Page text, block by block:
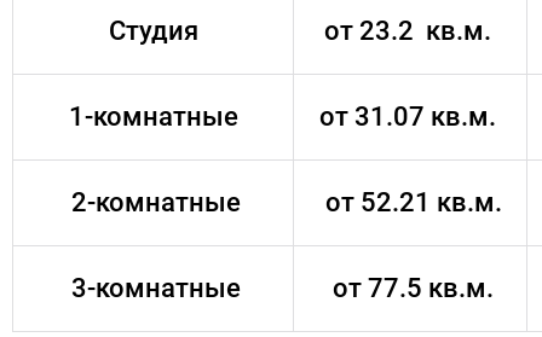
Студия от 23.2 кв.м.
1-комнатные от 31.07 кв.м.
2-комнатные от 52.21 кв.м.
3-комнатные от 77.5 кв.м.